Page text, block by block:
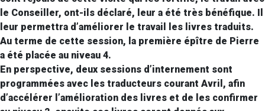
le Conseiller, ont-ils déclaré, leur a été très bénéfique. Il
leur permettra d’améliorer le travail les livres traduits.
Au terme de cette session, la première épître de Pierre
a été placée au niveau 4.
En perspective, deux sessions d’internement sont
programmées avec les traducteurs courant Avril, afin
d’accélérer l’amélioration des livres et de les confirmer